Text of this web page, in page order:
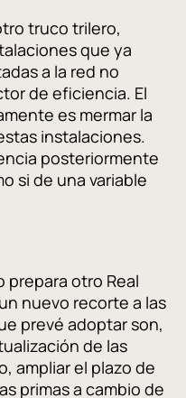
truco trilero,
que ya
a la red no
de eficiencia. El
es mermar la
instalaciones.
posteriormente
si de una variable
prepara otro Real
nuevo recorte a las
prevé adoptar son,
de las
ampliar el plazo de
primas a cambio de